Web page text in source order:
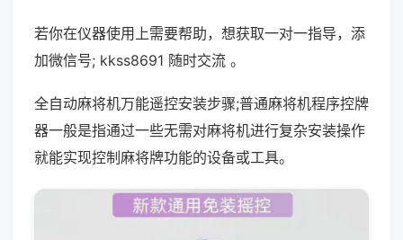
若你在仪器使用上需要帮助，想获取一对一指导，添
加微信号; kkss8691 随时交流 。
全自动麻将机万能遥控安装步骤;普通麻将机程序控牌
器一般是指通过一些无需对麻将机进行复杂安装操作
就能实现控制麻将牌功能的设备或工具。